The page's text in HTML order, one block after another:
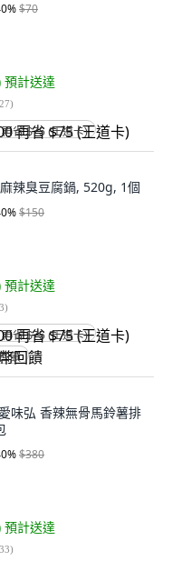
%$70
預計送達
27)
省 $75 (王道卡)
辣臭豆腐鍋, 520g, 1個
%$150
預計送達
3)
省 $75 (王道卡)
饋
味弘 香辣無骨馬鈴薯排
%$380
預計送達
33)